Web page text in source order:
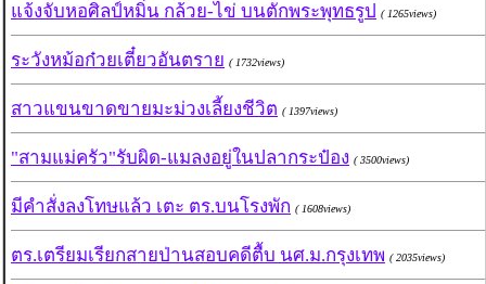
แจ้งจับหอศิลป์หมิ่น กล้วย-ไข่ บนตักพระพุทธรูป ( 1265views)
ระวังหม้อก๋วยเตี๋ยวอันตราย ( 1732views)
สาวแขนขาดขายมะม่วงเลี้ยงชีวิต ( 1397views)
"สามแม่ครัว"รับผิด-แมลงอยู่ในปลากระป๋อง ( 3500views)
มีคำสั่งลงโทษแล้ว เตะ ตร.บนโรงพัก ( 1608views)
ตร.เตรียมเรียกสายป่านสอบคดีตื้บ นศ.ม.กรุงเทพ ( 2035views)